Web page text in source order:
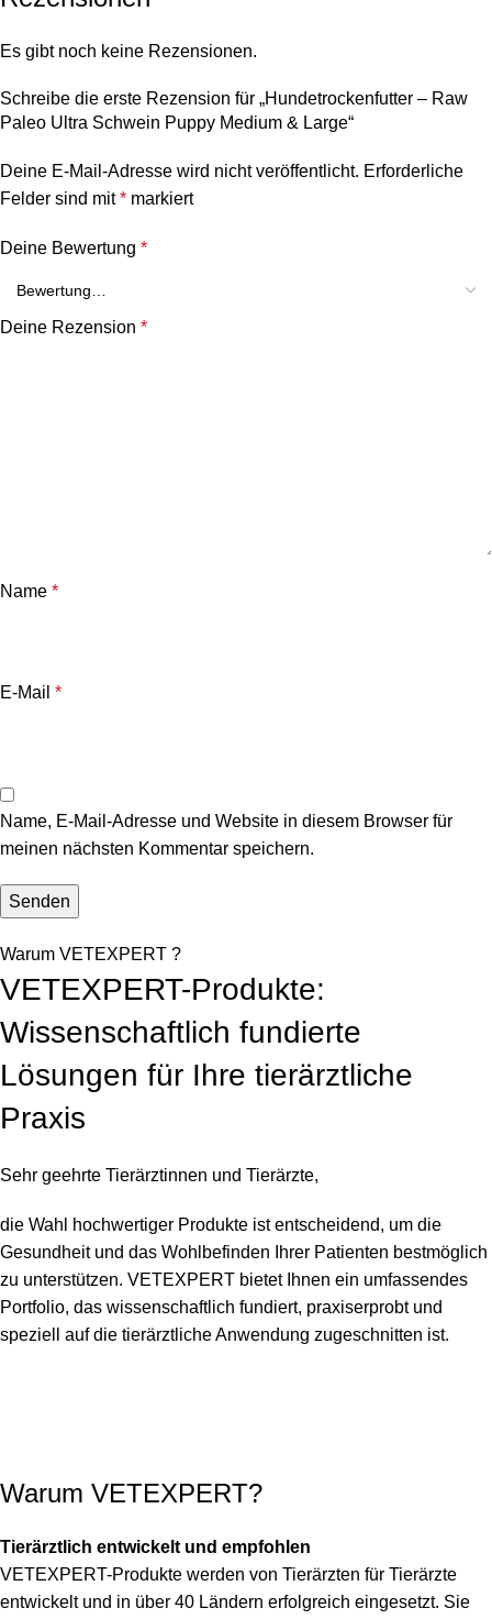
Es gibt noch keine Rezensionen.
Schreibe die erste Rezension für „Hundetrockenfutter – Raw
Paleo Ultra Schwein Puppy Medium & Large“
Deine E-Mail-Adresse wird nicht veröffentlicht. Erforderliche
Felder sind mit* markiert
Deine Bewertung *
Deine Rezension *
Name *
E-Mail *
Name, E-Mail-Adresse und Website in diesem Browser für
meinen nächsten Kommentar speichern.
Warum VETEXPERT ?
VETEXPERT-Produkte:
Wissenschaftlich fundierte
Lösungen für Ihre tierärztliche
Praxis
Sehr geehrte Tierärztinnen und Tierärzte,
die Wahl hochwertiger Produkte ist entscheidend, um die
Gesundheit und das Wohlbefinden Ihrer Patienten bestmöglich
zu unterstützen. VETEXPERT bietet Ihnen ein umfassendes
Portfolio, das wissenschaftlich fundiert, praxiserprobt und
speziell auf die tierärztliche Anwendung zugeschnitten ist.
Warum VETEXPERT?
Tierärztlich entwickelt und empfohlen
VETEXPERT-Produkte werden von Tierärzten für Tierärzte
entwickelt und in über 40 Ländern erfolgreich eingesetzt. Sie